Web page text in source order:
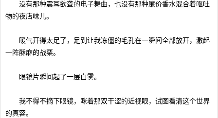
没有那种震耳欲聋的电子舞曲，也没有那种廉价香水混合着呕吐
物的夜店味儿。
暖气开得太足了，足到让我冻僵的毛孔在一瞬间全部放开，激起
一阵酥麻的战栗。
眼镜片瞬间起了一层白雾。
我不得不摘下眼镜，眯着那双干涩的近视眼，试图看清这个世界
的真容。